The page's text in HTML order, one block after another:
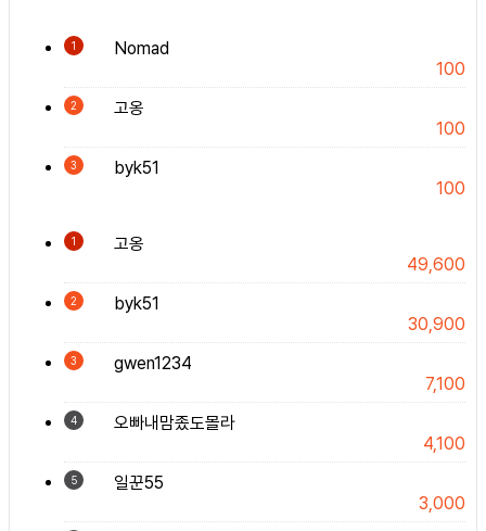
1
Nomad
100
2
고옹
100
3
byk51
100
1
고옹
49,600
2
byk51
30,900
3
gwen1234
7,100
4
오빠내맘좄도몰라
4,100
5
일꾼55
3,000